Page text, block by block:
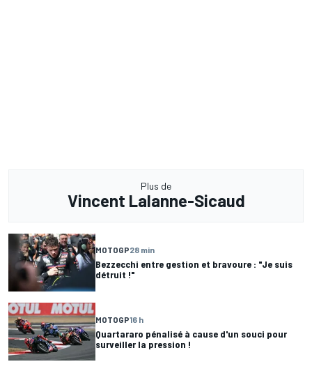
Plus de
Vincent Lalanne-Sicaud
MOTOGP28 min
Bezzecchi entre gestion et bravoure : "Je suis
détruit !"
MOTOGP16 h
Quartararo pénalisé à cause d'un souci pour
surveiller la pression !